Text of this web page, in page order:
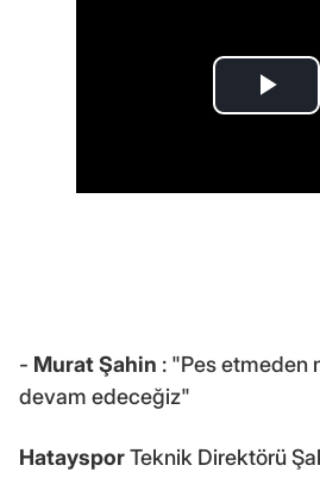
- Murat Şahin : "Pes etmeden
devam edeceğiz"
HataysporTeknik Direktörü